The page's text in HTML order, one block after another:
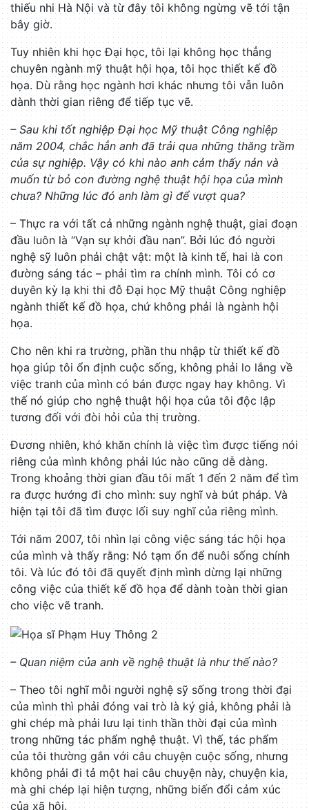
thiếu nhi Hà Nội và từ đây tôi không ngừng vẽ tới tận
bây giờ.
Tuy nhiên khi học Đại học, tôi lại không học thẳng
chuyên ngành mỹ thuật hội họa, tôi học thiết kế đồ
họa. Dù rằng học ngành hơi khác nhưng tôi vẫn luôn
dành thời gian riêng để tiếp tục vẽ.
– Sau khi tốt nghiệp Đại học Mỹ thuật Công nghiệp
năm 2004, chắc hẳn anh đã trải qua những thăng trầm
của sự nghiệp. Vậy có khi nào anh cảm thấy nản và
muốn từ bỏ con đường nghệ thuật hội họa của mình
chưa? Những lúc đó anh làm gì để vượt qua?
– Thực ra với tất cả những ngành nghệ thuật, giai đoạn
đầu luôn là “Vạn sự khởi đầu nan”. Bởi lúc đó người
nghệ sỹ luôn phải chật vật: một là kinh tế, hai là con
đường sáng tác – phải tìm ra chính mình. Tôi có cơ
duyên kỳ lạ khi thi đỗ Đại học Mỹ thuật Công nghiệp
ngành thiết kế đồ họa, chứ không phải là ngành hội
họa.
Cho nên khi ra trường, phần thu nhập từ thiết kế đồ
họa giúp tôi ổn định cuộc sống, không phải lo lắng về
việc tranh của mình có bán được ngay hay không. Vì
thế nó giúp cho nghệ thuật hội họa của tôi độc lập
tương đối với đòi hỏi của thị trường.
Đương nhiên, khó khăn chính là việc tìm được tiếng nói
riêng của mình không phải lúc nào cũng dễ dàng.
Trong khoảng thời gian đầu tôi mất 1 đến 2 năm để tìm
ra được hướng đi cho mình: suy nghĩ và bút pháp. Và
hiện tại tôi đã tìm được lối suy nghĩ của riêng mình.
Tới năm 2007, tôi nhìn lại công việc sáng tác hội họa
của mình và thấy rằng: Nó tạm ổn để nuôi sống chính
tôi. Và lúc đó tôi đã quyết định mình dừng lại những
công việc của thiết kế đồ họa để dành toàn thời gian
cho việc vẽ tranh.
– Quan niệm của anh về nghệ thuật là như thế nào?
– Theo tôi nghĩ mỗi người nghệ sỹ sống trong thời đại
của mình thì phải đóng vai trò là ký giả, không phải là
ghi chép mà phải lưu lại tinh thần thời đại của mình
trong những tác phẩm nghệ thuật. Vì thế, tác phẩm
của tôi thường gắn với câu chuyện cuộc sống, nhưng
không phải đi tả một hai câu chuyện này, chuyện kia,
mà ghi chép lại hiện tượng, những biến đổi cảm xúc
của xã hội.